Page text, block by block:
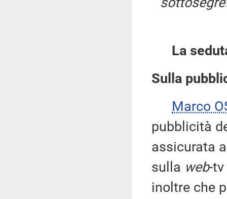
La
Sulla
Marco
pubblicità
assicurata
sulla web-
inoltre che